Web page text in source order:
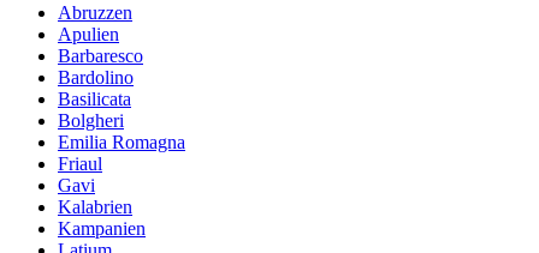
Abruzzen
Apulien
Barbaresco
Bardolino
Basilicata
Bolgheri
Emilia Romagna
Friaul
Gavi
Kalabrien
Kampanien